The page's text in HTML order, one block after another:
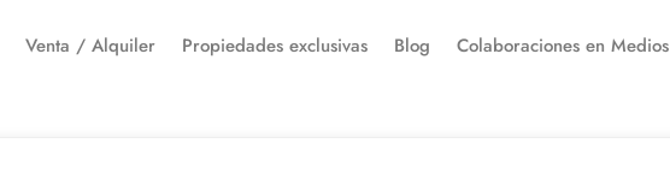
Venta / Alquiler Propiedades exclusivas Blog Colaboraciones en Medios